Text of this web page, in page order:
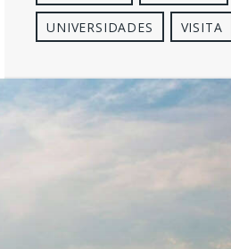
UNIVERSIDADES VISITA